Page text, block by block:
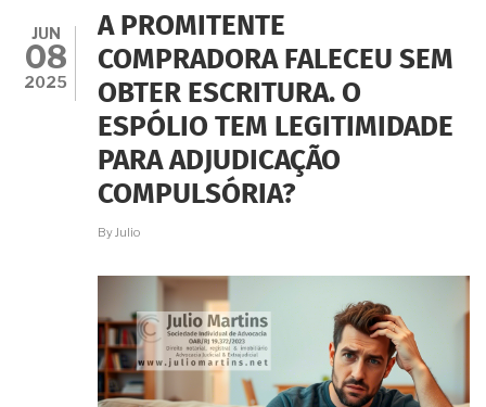
REQUISITOS
PARA
USUCAPIÃO
É
CABÍVEL
A
EXIGIR
A
ADOÇÃO
DA
ADJUDICAÇÃO
JUN
08
2025
A PROMITENTE
COMPRADORA FALECEU SEM
OBTER ESCRITURA. O
ESPÓLIO TEM LEGITIMIDADE
PARA ADJUDICAÇÃO
COMPULSÓRIA?
By Julio